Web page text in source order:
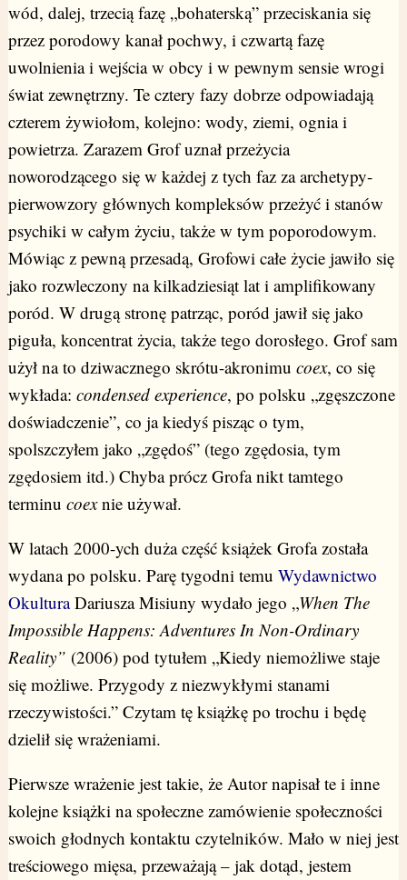
wód, dalej, trzecią fazę „bohaterską” przeciskania się
przez porodowy kanał pochwy, i czwartą fazę
uwolnienia i wejścia w obcy i w pewnym sensie wrogi
świat zewnętrzny. Te cztery fazy dobrze odpowiadają
czterem żywiołom, kolejno: wody, ziemi, ognia i
powietrza. Zarazem Grof uznał przeżycia
noworodzącego się w każdej z tych faz za archetypy-
pierwowzory głównych kompleksów przeżyć i stanów
psychiki w całym życiu, także w tym poporodowym.
Mówiąc z pewną przesadą, Grofowi całe życie jawiło się
jako rozwleczony na kilkadziesiąt lat i amplifikowany
poród. W drugą stronę patrząc, poród jawił się jako
piguła, koncentrat życia, także tego dorosłego. Grof sam
użył na to dziwacznego skrótu-akronimu coex, co się
wykłada: condensed experience, po polsku „zgęszczone
doświadczenie”, co ja kiedyś pisząc o tym,
spolszczyłem jako „zgędoś” (tego zgędosia, tym
zgędosiem itd.) Chyba prócz Grofa nikt tamtego
terminu coexnie używał.
W latach 2000-ych duża część książek Grofa została
wydana po polsku. Parę tygodni temu Wydawnictwo
OkulturaDariusza Misiuny wydało jego „When The
Impossible Happens: Adventures In Non-Ordinary
Reality” (2006) pod tytułem „Kiedy niemożliwe staje
się możliwe. Przygody z niezwykłymi stanami
rzeczywistości.” Czytam tę książkę po trochu i będę
dzielił się wrażeniami.
Pierwsze wrażenie jest takie, że Autor napisał te i inne
kolejne książki na społeczne zamówienie społeczności
swoich głodnych kontaktu czytelników. Mało w niej jest
treściowego mięsa, przeważają – jak dotąd, jestem